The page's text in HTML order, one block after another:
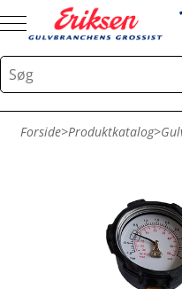
Forside>Produktkatalog>